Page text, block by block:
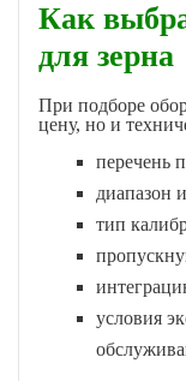
Как
для зерна
При подборе
цену, но и
перечень
диапазон
тип
условия